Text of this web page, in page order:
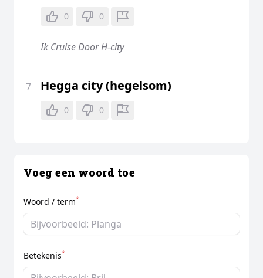
0 0
Ik Cruise Door H-city
7 Hegga city (hegelsom)
0 0
Voeg een woord toe
Woord / term*
Betekenis*